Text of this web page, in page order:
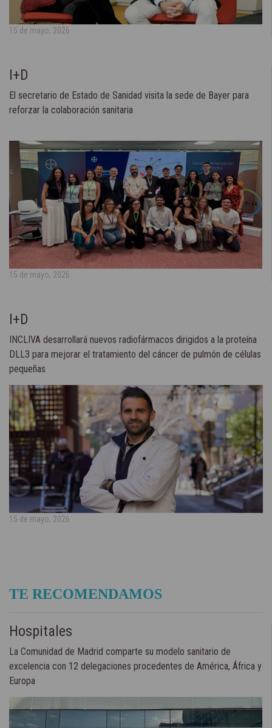
15 de mayo, 2026
I+D
El secretario de Estado de Sanidad visita la sede de Bayer para
reforzar la colaboración sanitaria
15 de mayo, 2026
I+D
INCLIVA desarrollará nuevos radiofármacos dirigidos a la proteína
DLL3 para mejorar el tratamiento del cáncer de pulmón de células
pequeñas
15 de mayo, 2026
TE RECOMENDAMOS
Hospitales
La Comunidad de Madrid comparte su modelo sanitario de
excelencia con 12 delegaciones procedentes de América, África y
Europa